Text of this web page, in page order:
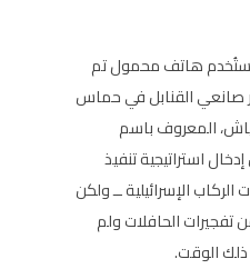
كانون الثاني 1996، استُخدم هاتف محمول تم
صانعي القنابل في حماس
المعروف باسم
استراتيجية تنفيذ
الإسرائيلية ــ ولكن
الحافلات ولم
ذلك الوقت.